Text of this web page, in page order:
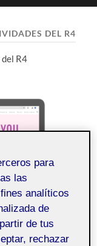
DEL R4
R4
para
las
analíticos
de
de tus
rechazar